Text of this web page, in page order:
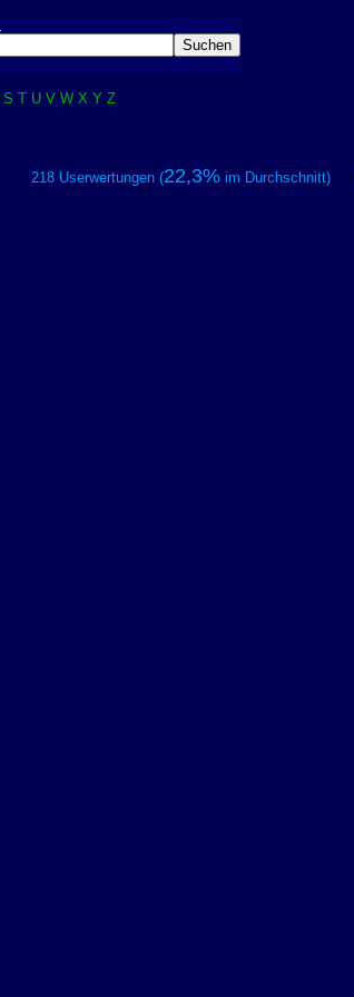
S T U V W X Y Z
218 Userwertungen (22,3%im Durchschnitt)